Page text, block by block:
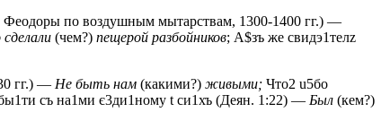
по воздушным мытарствам, 1300-1400 гг.) —
(чем?) пещерой разбойников; А$зъ же свидэ1телz
гг.) — Не быть нам (какими?) живыми; Что2 u5бо
съ на1ми є3ди1ному t си1хъ (Деян. 1:22) — Был (кем?)